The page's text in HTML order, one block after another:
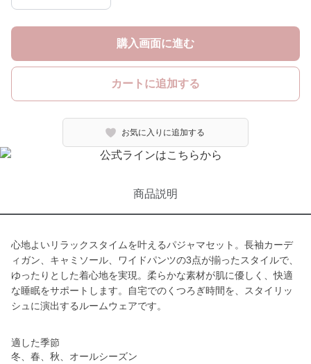
購入画面に進む
カートに追加する
お気に入りに追加する
商品説明
心地よいリラックスタイムを叶えるパジャマセット。長袖カーデ
ィガン、キャミソール、ワイドパンツの3点が揃ったスタイルで、
ゆったりとした着心地を実現。柔らかな素材が肌に優しく、快適
な睡眠をサポートします。自宅でのくつろぎ時間を、スタイリッ
シュに演出するルームウェアです。
適した季節
冬、春、秋、オールシーズン